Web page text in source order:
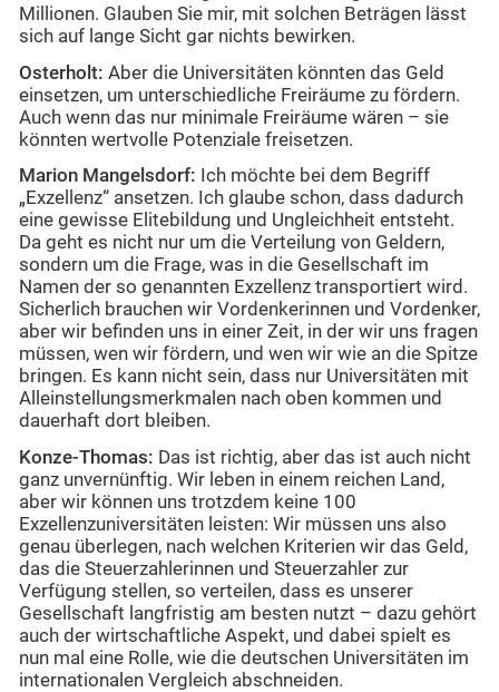
Millionen. Glauben Sie mir, mit solchen Beträgen lässt
sich auf lange Sicht gar nichts bewirken.
Osterholt: Aber die Universitäten könnten das Geld
einsetzen, um unterschiedliche Freiräume zu fördern.
Auch wenn das nur minimale Freiräume wären – sie
könnten wertvolle Potenziale freisetzen.
Marion Mangelsdorf: Ich möchte bei dem Begriff
„Exzellenz“ ansetzen. Ich glaube schon, dass dadurch
eine gewisse Elitebildung und Ungleichheit entsteht.
Da geht es nicht nur um die Verteilung von Geldern,
sondern um die Frage, was in die Gesellschaft im
Namen der so genannten Exzellenz transportiert wird.
Sicherlich brauchen wir Vordenkerinnen und Vordenker,
aber wir befinden uns in einer Zeit, in der wir uns fragen
müssen, wen wir fördern, und wen wir wie an die Spitze
bringen. Es kann nicht sein, dass nur Universitäten mit
Alleinstellungsmerkmalen nach oben kommen und
dauerhaft dort bleiben.
Konze-Thomas: Das ist richtig, aber das ist auch nicht
ganz unvernünftig. Wir leben in einem reichen Land,
aber wir können uns trotzdem keine 100
Exzellenzuniversitäten leisten: Wir müssen uns also
genau überlegen, nach welchen Kriterien wir das Geld,
das die Steuerzahlerinnen und Steuerzahler zur
Verfügung stellen, so verteilen, dass es unserer
Gesellschaft langfristig am besten nutzt – dazu gehört
auch der wirtschaftliche Aspekt, und dabei spielt es
nun mal eine Rolle, wie die deutschen Universitäten im
internationalen Vergleich abschneiden.